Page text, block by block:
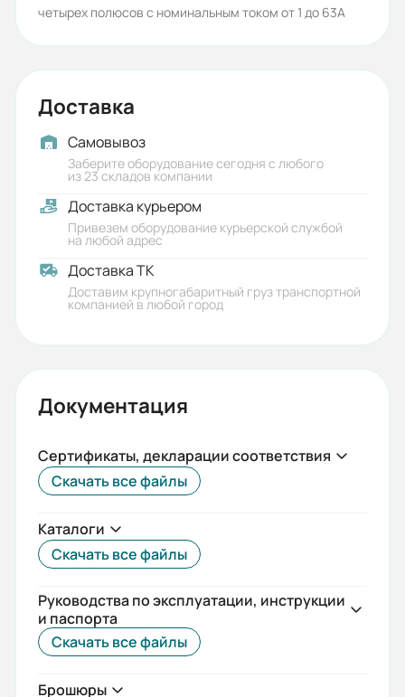
Бренд:
240/415
Номинальное напряжение
изоляции (В):
500
Номинальное импульсное
выдерживаемое напряжение (кВ):
25
Коммутационная / Механическая
износостойкость:
Макс. сечение присоединяемых
проводов (мм2):
25
Момент затяжки (Н*м):
2
четырех полюсов с номинальным током от 1 до 63А
Доставка
Самовывоз
Заберите оборудование сегодня с любого
из 23 складов компании
Доставка курьером
Привезем оборудование курьерской службой
на любой адрес
Доставка ТК
Доставим крупногабаритный груз транспортной
компанией в любой город
Документация
Сертификаты, декларации соответствия
Скачать все файлы
Каталоги
Скачать все файлы
Руководства по эксплуатации, инструкции
и паспорта
Скачать все файлы
Брошюры